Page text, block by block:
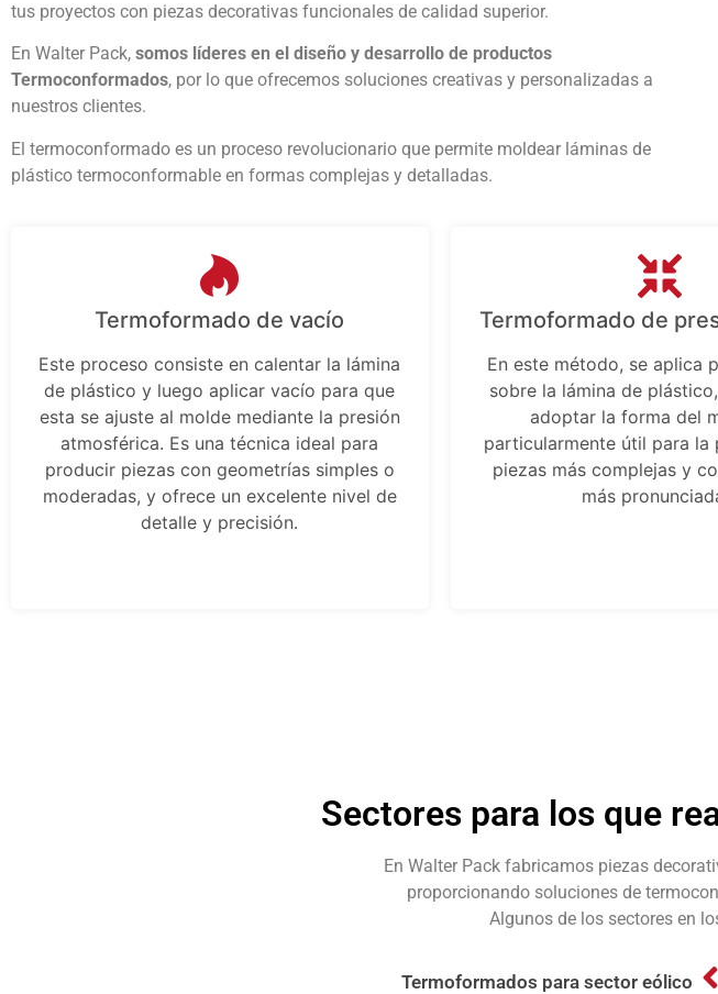
tus proyectos con piezas decorativas funcionales de calidad superior.
En Walter Pack, somos líderes en el diseño y desarrollo de productos
Termoconformados, por lo que ofrecemos soluciones creativas y personalizadas a
nuestros clientes.
El termoconformado es un proceso revolucionario que permite moldear láminas de
plástico termoconformable en formas complejas y detalladas.
Termoformado de vacío
Este proceso consiste en calentar la lámina
de plástico y luego aplicar vacío para que
esta se ajuste al molde mediante la presión
atmosférica. Es una técnica ideal para
producir piezas con geometrías simples o
moderadas, y ofrece un excelente nivel de
detalle y precisión.
Termoformado de
En este método, se aplica
sobre la lámina de
adoptar la forma del
particularmente útil para la
piezas más complejas y
más
Sectores para los que
En Walter Pack fabricamos piezas
proporcionando soluciones de
Algunos de los sectores en
Termoformados para sector eólico